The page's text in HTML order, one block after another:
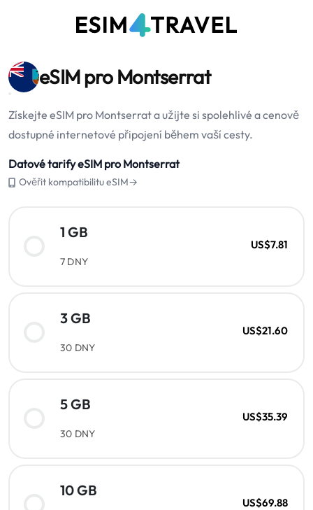
eSIM pro Montserrat
Získejte eSIM pro Montserrat a užijte si spolehlivé a cenově
dostupné internetové připojení během vaší cesty.
Datové tarify eSIM pro Montserrat
Ověřit kompatibilitu eSIM→
1 GB
7 DNY
US$7.81
3 GB
30 DNY
US$21.60
5 GB
30 DNY
US$35.39
10 GB
US$69.88